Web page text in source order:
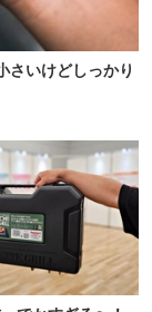
さいけどしっかり